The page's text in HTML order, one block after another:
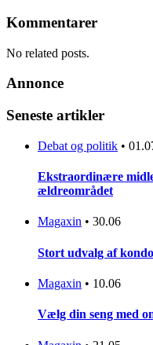
Kommentarer
No related posts.
Annonce
Seneste artikler
Debat og politik •
Ekstraordinære
ældreområdet
Magaxin • 30.06
Stort udvalg af
Magaxin • 10.06
Vælg din seng med